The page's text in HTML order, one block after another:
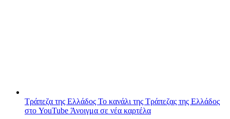
Τράπεζα της Ελλάδος Το κανάλι της Τράπεζας της Ελλάδος
στο YouTube Άνοιγμα σε νέα καρτέλα